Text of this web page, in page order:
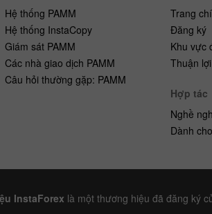
Hệ thống PAMM
Hệ thống InstaCopy
Giám sát PAMM
Các nhà giao dịch PAMM
Câu hỏi thường gặp: PAMM
Trang
Đăng ký
Khu vực
Thuận
Hợp tác
Nghề
Dành
InstaForex là một thương hiệu đã đăng ký